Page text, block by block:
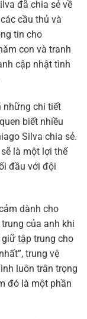
đã chia sẻ về
cầu thủ và
tin cho
con và tranh
cập nhật tình
những chi tiết
biết nhiều
Silva chia sẻ.
là một lợi thế
đầu với đội
dành cho
của anh khi
giữ tập trung cho
trung vệ
luôn trân trọng
đó là một phần